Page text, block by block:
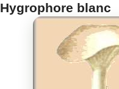
Hygrophore blanc